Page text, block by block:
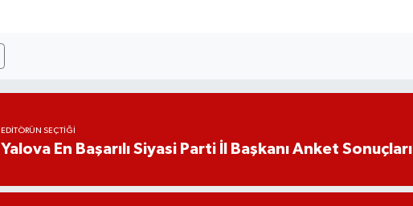
EDITÖRÜN SEÇTIĞI
Yalova En Başarılı Siyasi Parti İl Başkanı Anket Sonuçları